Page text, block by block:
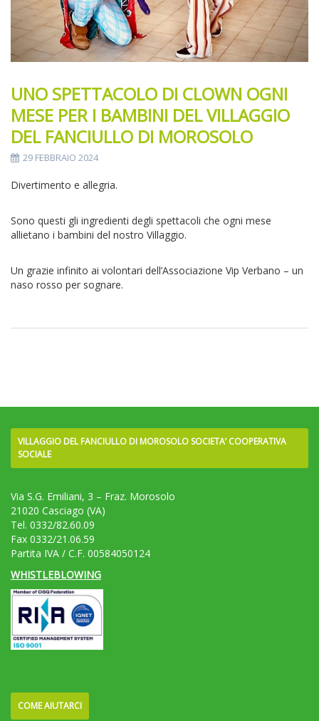
UNO SPETTACOLO DI CLOWN OGNI
MESE PER I BAMBINI DEL VILLAGGIO
DEL FANCIULLO DI MOROSOLO
29 FEBBRAIO 2024
Divertimento e allegria.
Sono questi gli ingredienti degli spettacoli che ogni mese
allietano i bambini del nostro Villaggio.
Un grazie infinito ai volontari dell’Associazione Vip Verbano – un
naso rosso per sognare.
VILLAGGIO DEL FANCIULLO DI MOROSOLO SOCIETA’ COOPERATIVA
SOCIALE
Via S.G. Emiliani, 3 – Fraz. Morosolo
21020 Casciago (VA)
Tel. 0332/82.60.09
Fax 0332/21.06.59
Partita IVA / C.F. 00584050124
WHISTLEBLOWING
COME AIUTARCI